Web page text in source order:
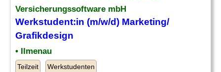
Versicherungssoftware mbH
Werkstudent:in (m/w/d) Marketing/
Grafikdesign
• Ilmenau
Teilzeit Werkstudenten